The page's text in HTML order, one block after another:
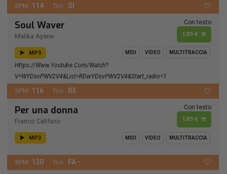
BPM: 114 Ton.: SI
Soul Waver
Malika Ayane
Con testo
1,89 €
MP3 MIDI VIDEO MULTITRACCIA
Https://www.youtube.com/watch?
V=wYDsvPWV2V4&list=RDwYDsvPWV2V4&start_radio=1
BPM: 116 Ton.: RE
Per una donna
Franco Califano
Con testo
1,89 €
MP3 MIDI VIDEO MULTITRACCIA
BPM: 120 Ton.: FA -